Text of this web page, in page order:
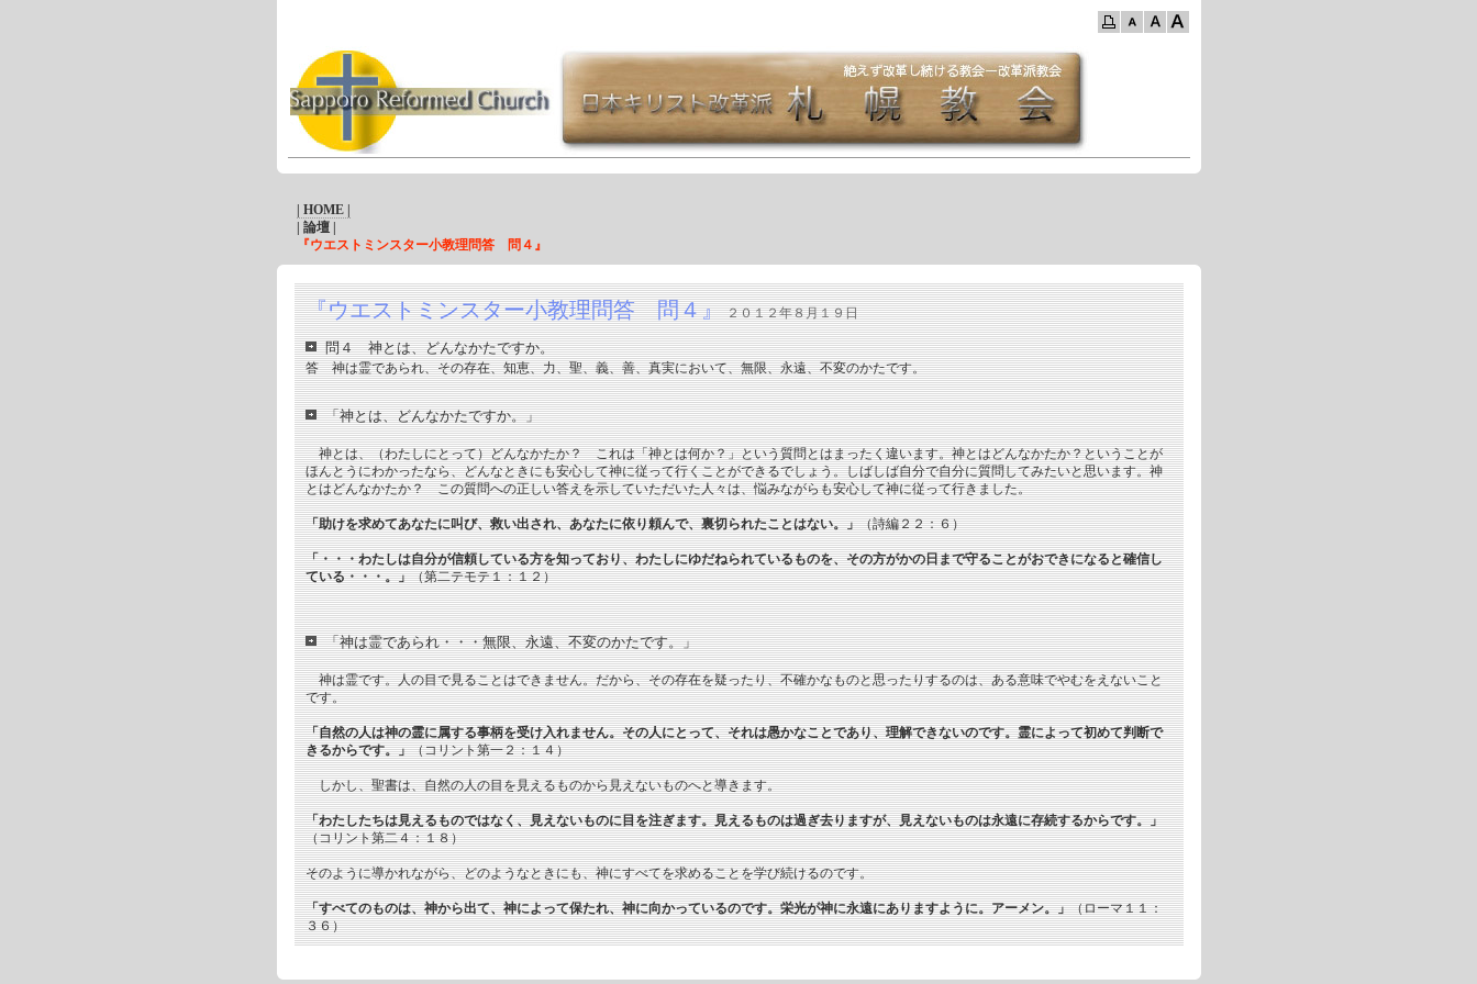
| HOME |
| 論壇 |
『ウエストミンスター小教理問答 問４』
『ウエストミンスター小教理問答 問４』 ２０１２年８月１９日
問４ 神とは、どんなかたですか。
答 神は霊であられ、その存在、知恵、力、聖、義、善、真実において、無限、永遠、不変のかたです。
「神とは、どんなかたですか。」
神とは、（わたしにとって）どんなかたか？ これは「神とは何か？」という質問とはまったく違います。神とはどんなかたか？ということが
ほんとうにわかったなら、どんなときにも安心して神に従って行くことができるでしょう。しばしば自分で自分に質問してみたいと思います。神
とはどんなかたか？ この質問への正しい答えを示していただいた人々は、悩みながらも安心して神に従って行きました。
「助けを求めてあなたに叫び、救い出され、あなたに依り頼んで、裏切られたことはない。」（詩編２２：６）
「・・・わたしは自分が信頼している方を知っており、わたしにゆだねられているものを、その方がかの日まで守ることがおできになると確信し
ている・・・。」（第二テモテ１：１２）
「神は霊であられ・・・無限、永遠、不変のかたです。」
神は霊です。人の目で見ることはできません。だから、その存在を疑ったり、不確かなものと思ったりするのは、ある意味でやむをえないこと
です。
「自然の人は神の霊に属する事柄を受け入れません。その人にとって、それは愚かなことであり、理解できないのです。霊によって初めて判断で
きるからです。」（コリント第一２：１４）
しかし、聖書は、自然の人の目を見えるものから見えないものへと導きます。
「わたしたちは見えるものではなく、見えないものに目を注ぎます。見えるものは過ぎ去りますが、見えないものは永遠に存続するからです。」
（コリント第二４：１８）
そのように導かれながら、どのようなときにも、神にすべてを求めることを学び続けるのです。
「すべてのものは、神から出て、神によって保たれ、神に向かっているのです。栄光が神に永遠にありますように。アーメン。」（ローマ１１：
３６）